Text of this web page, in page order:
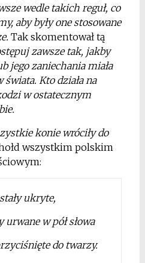
wedle takich reguł, co
aby były one stosowane
Tak skomentował tą
zawsze tak, jakby
jego zaniechania miała
Kto działa na
w ostatecznym
konie wróciły do
wszystkim polskim
ukryte,
w pół słowa
do twarzy.